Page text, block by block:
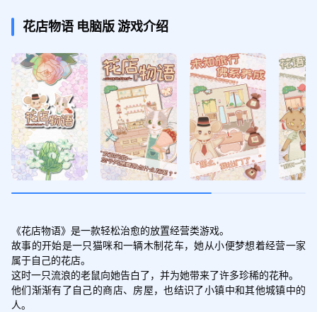
花店物语 电脑版游戏介绍
《花店物语》是一款轻松治愈的放置经营类游戏。
故事的开始是一只猫咪和一辆木制花车，她从小便梦想着经营一家
属于自己的花店。
这时一只流浪的老鼠向她告白了，并为她带来了许多珍稀的花种。
他们渐渐有了自己的商店、房屋，也结识了小镇中和其他城镇中的
人。